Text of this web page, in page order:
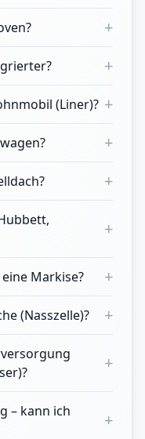
+
+
(Liner)? +
+
+
+
Markise? +
(Nasszelle)? +
+
– kann ich
+